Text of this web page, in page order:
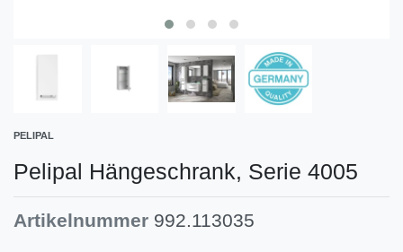
PELIPAL
Pelipal Hängeschrank, Serie 4005
Artikelnummer 992.113035